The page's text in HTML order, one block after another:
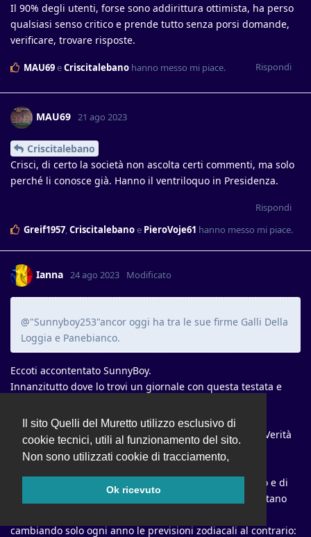
Il sito Quelli del Muretto utilizzo esclusivo di
cookie tecnici, utili al funzionamento del sito.
Non sono utilizzati cookie di tracciamento,
Ok ricevuto
Il 90% degli utenti, forse sono addirittura ottimista, ha perso
qualsiasi senso critico e prende tutto senza porsi domande,
verificare, trovare risposte.
Rispondi
MAU69eCriscitalebano hanno messo mi piace.
MAU69 21 ago 2023
Criscitalebano
Crisci, di certo la società non ascolta certi commenti, ma solo
perché li conosce già. Hanno il ventriloquo in Presidenza.
Rispondi
Greif1957,Criscitalebanoe PieroVoje61 hanno messo mi piace.
Ianna 24 ago 2023 Modificato
@"Sunnyboy253"ancor oggi ha tra le sue firme Galli Della
Loggia e Panebianco.
Eccoti accontentato SunnyBoy.
Innanzitutto dove lo trovi un giornale con questa testata e
Un affare o una svendita?
Non oso immaginare quanto possa costare Leggo o la Verità
di Belpietro.
Se scorri la edizione on line ,verso il basso trovi di tutto e di
più, fino all'Oroscopo di Paolo Vox( che sia il cugino lontano
cambiando solo ogni anno le previsioni zodiacali al contrario: